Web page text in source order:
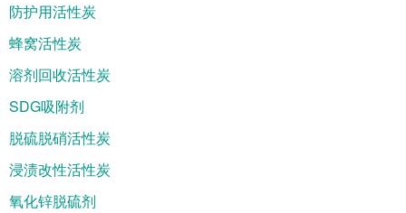
防护用活性炭
蜂窝活性炭
溶剂回收活性炭
SDG吸附剂
脱硫脱硝活性炭
浸渍改性活性炭
氧化锌脱硫剂